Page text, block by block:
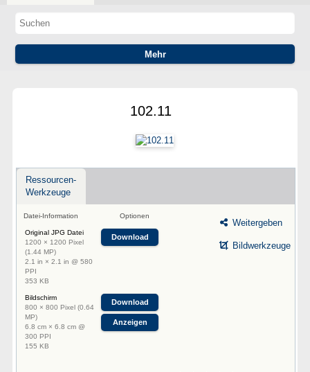
102.11
Ressourcen-
Werkzeuge
Datei-Information Optionen
Original JPG Datei
1200 × 1200 Pixel
(1.44 MP)
2.1 in × 2.1 in @ 580
PPI
353 KB
Download
Bildschirm
800 × 800 Pixel (0.64
MP)
6.8 cm × 6.8 cm @
300 PPI
155 KB
Download
Anzeigen
Weitergeben
Bildwerkzeuge